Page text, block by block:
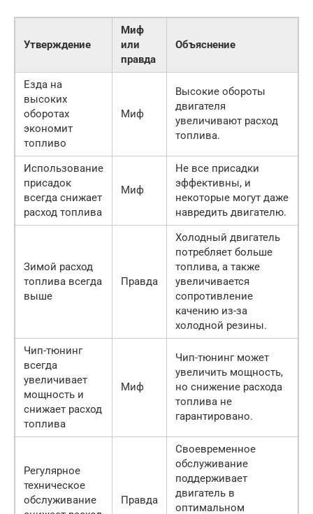
Утверждение
Миф
или
правда
Объяснение
Езда на
высоких
оборотах
экономит
топливо
Миф
Высокие обороты
двигателя
увеличивают расход
топлива.
Использование
присадок
всегда снижает
расход топлива
Миф
Не все присадки
эффективны, и
некоторые могут даже
навредить двигателю.
Зимой расход
топлива всегда
выше
Правда
Холодный двигатель
потребляет больше
топлива, а также
увеличивается
сопротивление
качению из-за
холодной резины.
Чип-тюнинг
всегда
увеличивает
мощность и
снижает расход
топлива
Миф
Чип-тюнинг может
увеличить мощность,
но снижение расхода
топлива не
гарантировано.
Регулярное
техническое
обслуживание
Правда
Своевременное
обслуживание
поддерживает
двигатель в
оптимальном